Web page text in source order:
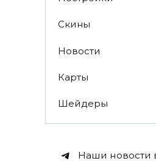
Скины
Новости
Карты
Шейдеры
Наши новости